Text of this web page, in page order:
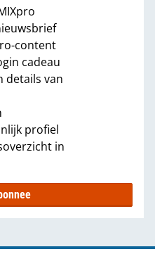
content
cadeau
details van
profiel
in